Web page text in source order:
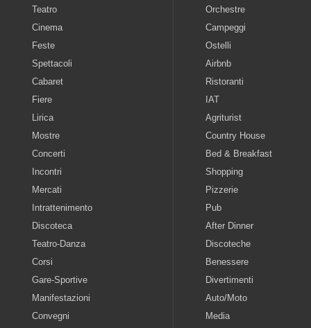
Teatro
Cinema
Feste
Spettacoli
Cabaret
Fiere
Lirica
Mostre
Concerti
Incontri
Mercati
Intrattenimento
Discoteca
Teatro-Danza
Corsi
Gare-Sportive
Manifestazioni
Convegni
Orchestre
Campeggi
Ostelli
Airbnb
Ristoranti
IAT
Agriturist
Country House
Bed & Breakfast
Shopping
Pizzerie
Pub
After Dinner
Discoteche
Benessere
Divertimenti
Auto/Moto
Media